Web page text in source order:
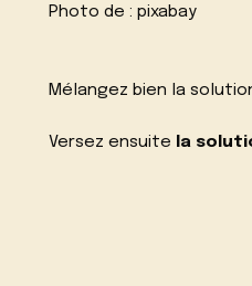
Photo de :pixabay
Mélangez bien la
Versez ensuite la